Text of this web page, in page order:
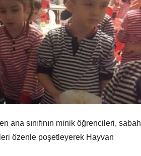
ana sınıfının minik öğrencileri, sabah
özenle poşetleyerek Hayvan